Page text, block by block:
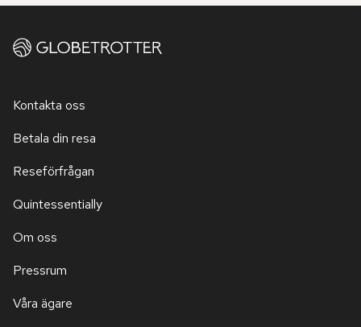
Kontakta oss
Betala din resa
Reseförfrågan
Quintessentially
Om oss
Pressrum
Våra ägare